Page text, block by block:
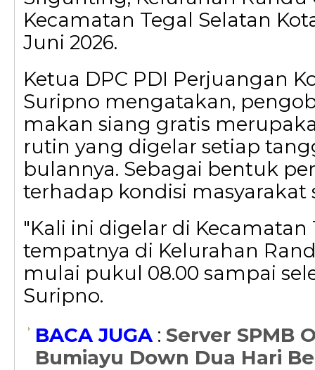
Kecamatan Tegal Selatan
Juni 2026.
Ketua DPC PDI Perjuangan
Suripno mengatakan,
makan siang gratis
rutin yang digelar setiap
bulannya. Sebagai bentuk
terhadap kondisi masyarakat
"Kali ini digelar di Kecamatan
tempatnya di Kelurahan
mulai pukul 08.00 sampai
Suripno.
BACA JUGA: Server SPMB
Bumiayu Down Dua Hari